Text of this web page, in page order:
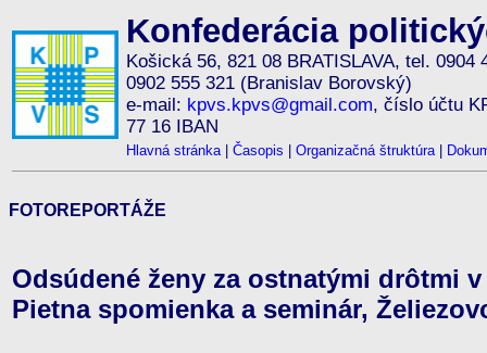
Konfederácia
Košická 56, 821 08 BRATISLAVA, tel. 0904
0902 555 321 (Branislav Borovský)
e-mail: kpvs.kpvs@gmail.com, číslo účtu
77 16 IBAN
Hlavná stránka| Časopis Organizačná štruktúra|
FOTOREPORTÁŽE
Odsúdené ženy za ostnatými drôtmi
Pietna spomienka a seminár,